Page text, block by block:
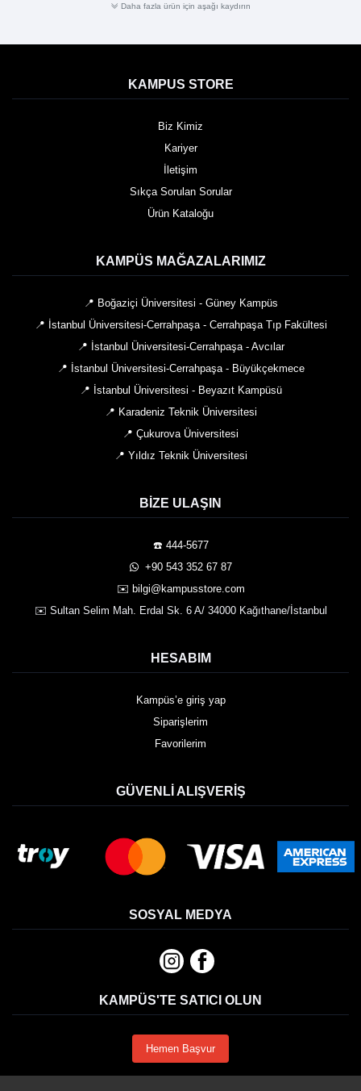
Daha fazla ürün için aşağı kaydırın
KAMPUS STORE
Biz Kimiz
Kariyer
İletişim
Sıkça Sorulan Sorular
Ürün Kataloğu
KAMPÜS MAĞAZALARIMIZ
📍 Boğaziçi Üniversitesi - Güney Kampüs
📍 İstanbul Üniversitesi-Cerrahpaşa - Cerrahpaşa Tıp Fakültesi
📍 İstanbul Üniversitesi-Cerrahpaşa - Avcılar
📍 İstanbul Üniversitesi-Cerrahpaşa - Büyükçekmece
📍 İstanbul Üniversitesi - Beyazıt Kampüsü
📍 Karadeniz Teknik Üniversitesi
📍 Çukurova Üniversitesi
📍 Yıldız Teknik Üniversitesi
BIZE ULAŞIN
☎️ 444-5677
️ +90 543 352 67 87
✉️ bilgi@kampusstore.com
✉️ Sultan Selim Mah. Erdal Sk. 6 A/ 34000 Kağıthane/İstanbul
HESABIM
Kampüs’e giriş yap
Siparişlerim
Favorilerim
GÜVENLI ALIŞVERIŞ
SOSYAL MEDYA
KAMPÜS'TE SATICI OLUN
Hemen Başvur